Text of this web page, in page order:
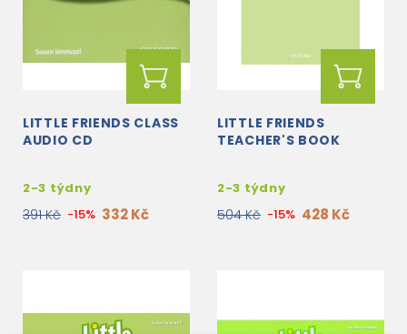
LITTLE FRIENDS CLASS
AUDIO CD
2-3 týdny
391 Kč -15% 332 Kč
LITTLE FRIENDS
TEACHER'S BOOK
2-3 týdny
504 Kč -15% 428 Kč